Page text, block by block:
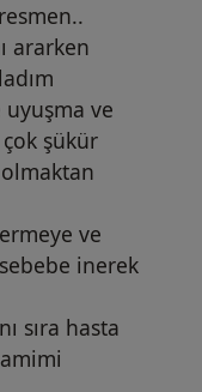
ararken
uyuşma ve
şükür
ve
inerek
sıra hasta